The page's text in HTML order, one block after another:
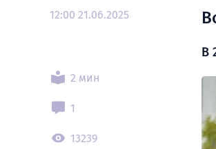
12:00 21.06.2025
2 мин
1
13239
В